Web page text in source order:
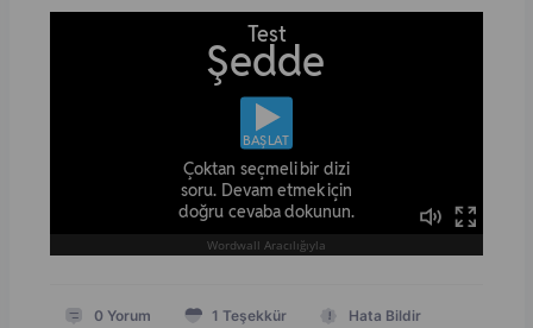
0Yorum 1 Teşekkür Hata Bildir